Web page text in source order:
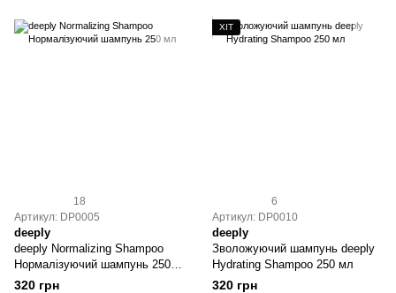
18
Артикул: DP0005
deeply
deeply Normalizing Shampoo
Нормалізуючий шампунь 250
мл
320 грн
ХІТ
6
Артикул: DP0010
deeply
Зволожуючий шампунь deeply
Hydrating Shampoo 250 мл
320 грн